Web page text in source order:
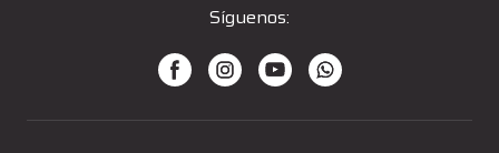
Síguenos: